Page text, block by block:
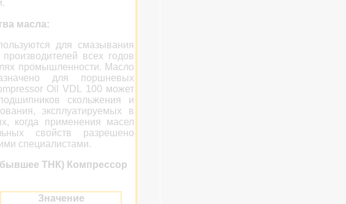
масла:
для смазывания
всех годов
промышленности. Масло
для поршневых
Oil VDL 100 может
скольжения и
эксплуатируемых в
когда применения масел
свойств разрешено
специалистами.
ТНК) Компрессор
Значение